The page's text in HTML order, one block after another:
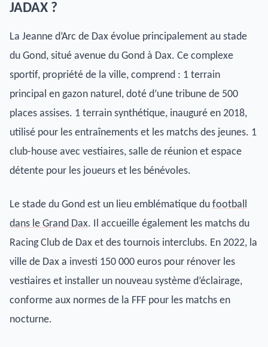
JADAX ?
La Jeanne d’Arc de Dax évolue principalement au stade
du Gond, situé avenue du Gond à Dax. Ce complexe
sportif, propriété de la ville, comprend : 1 terrain
principal en gazon naturel, doté d’une tribune de 500
places assises. 1 terrain synthétique, inauguré en 2018,
utilisé pour les entraînements et les matchs des jeunes. 1
club-house avec vestiaires, salle de réunion et espace
détente pour les joueurs et les bénévoles.
Le stade du Gond est un lieu emblématique du football
dans le Grand Dax. Il accueille également les matchs du
Racing Club de Dax et des tournois interclubs. En 2022, la
ville de Dax a investi 150 000 euros pour rénover les
vestiaires et installer un nouveau système d’éclairage,
conforme aux normes de la FFF pour les matchs en
nocturne.